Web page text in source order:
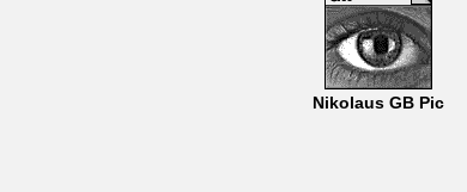
Nikolaus GB Pic